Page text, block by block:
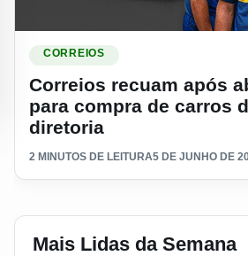
CORREIOS
Correios recuam após
para compra de carros
diretoria
2 MINUTOS DE LEITURA5 DE JUNHO DE
Mais Lidas da Semana